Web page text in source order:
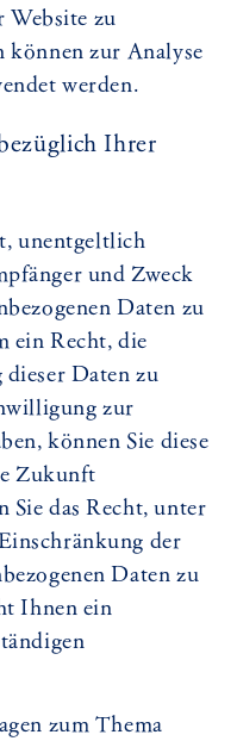
zu
können zur Analyse
werden.
Ihrer
unentgeltlich
und Zweck
Daten zu
ein Recht, die
Daten zu
zur
können Sie diese
Zukunft
Sie das Recht, unter
der
Daten zu
Ihnen ein
zum Thema